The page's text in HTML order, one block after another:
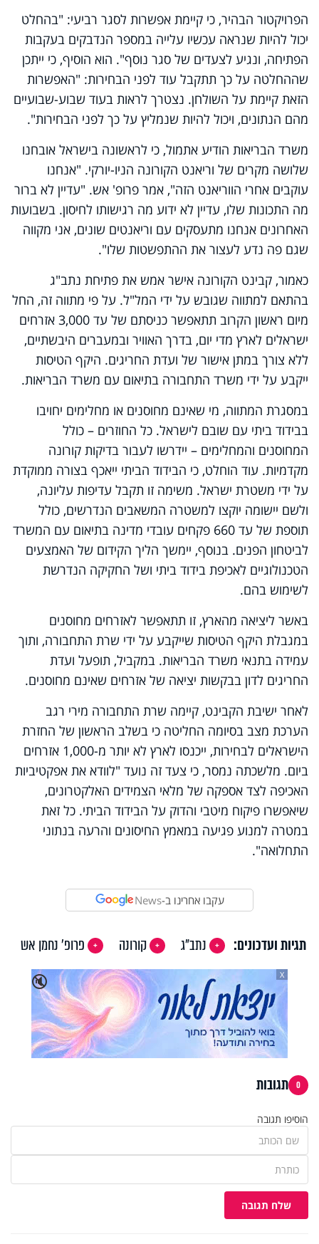
הפרויקטור הבהיר, כי קיימת אפשרות לסגר רביעי: "בהחלט
יכול להיות שנראה עכשיו עלייה במספר הנדבקים בעקבות
הפתיחה, ונגיע לצעדים של סגר נוסף". הוא הוסיף, כי ייתכן
שההחלטה על כך תתקבל עוד לפני הבחירות: "האפשרות
הזאת קיימת על השולחן. נצטרך לראות בעוד שבוע-שבועיים
מהם הנתונים, ויכול להיות שנמליץ על כך לפני הבחירות".
משרד הבריאות הודיע אתמול, כי לראשונה בישראל אובחנו
שלושה מקרים של וריאנט הקורונה הניו-יורקי. "אנחנו
עוקבים אחרי הווריאנט הזה", אמר פרופ' אש. "עדיין לא ברור
מה התכונות שלו, עדיין לא ידוע מה רגישותו לחיסון. בשבועות
האחרונים אנחנו מתעסקים עם וריאנטים שונים, אני מקווה
שגם פה נדע לעצור את ההתפשטות שלו".
כאמור, קבינט הקורונה אישר אמש את פתיחת נתב"ג
בהתאם למתווה שגובש על ידי המל"ל. על פי מתווה זה, החל
מיום ראשון הקרוב תתאפשר כניסתם של עד 3,000 אזרחים
ישראלים לארץ מדי יום, בדרך האוויר ובמעברים היבשתיים,
ללא צורך במתן אישור של ועדת החריגים. היקף הטיסות
ייקבע על ידי משרד התחבורה בתיאום עם משרד הבריאות.
במסגרת המתווה, מי שאינם מחוסנים או מחלימים יחויבו
בבידוד ביתי עם שובם לישראל. כל החוזרים – כולל
המחוסנים והמחלימים – יידרשו לעבור בדיקות קורונה
מקדמיות. עוד הוחלט, כי הבידוד הביתי ייאכף בצורה ממוקדת
על ידי משטרת ישראל. משימה זו תקבל עדיפות עליונה,
ולשם יישומה יוקצו למשטרה המשאבים הנדרשים, כולל
תוספת של עד 660 פקחים עובדי מדינה בתיאום עם המשרד
לביטחון הפנים. בנוסף, יימשך הליך הקידום של האמצעים
הטכנולוגיים לאכיפת בידוד ביתי ושל החקיקה הנדרשת
לשימוש בהם.
באשר ליציאה מהארץ, זו תתאפשר לאזרחים מחוסנים
במגבלת היקף הטיסות שייקבע על ידי שרת התחבורה, ותוך
עמידה בתנאי משרד הבריאות. במקביל, תופעל ועדת
החריגים לדון בבקשות יציאה של אזרחים שאינם מחוסנים.
לאחר ישיבת הקבינט, קיימה שרת התחבורה מירי רגב
הערכת מצב בסיומה החליטה כי בשלב הראשון של החזרת
הישראלים לבחירות, ייכנסו לארץ לא יותר מ-1,000 אזרחים
ביום. מלשכתה נמסר, כי צעד זה נועד "לוודא את אפקטיביות
האכיפה לצד אספקה של מלאי הצמידים האלקטרונים,
שיאפשרו פיקוח מיטבי והדוק על הבידוד הביתי. כל זאת
במטרה למנוע פגיעה במאמץ החיסונים והרעה בנתוני
התחלואה".
עקבו אחרינו ב-News
תגיות ועדכונים: נתב"ג קורונה
פרופ' נחמן אש
🔇
X
0 תגובות
הוסיפו תגובה
שלח תגובה